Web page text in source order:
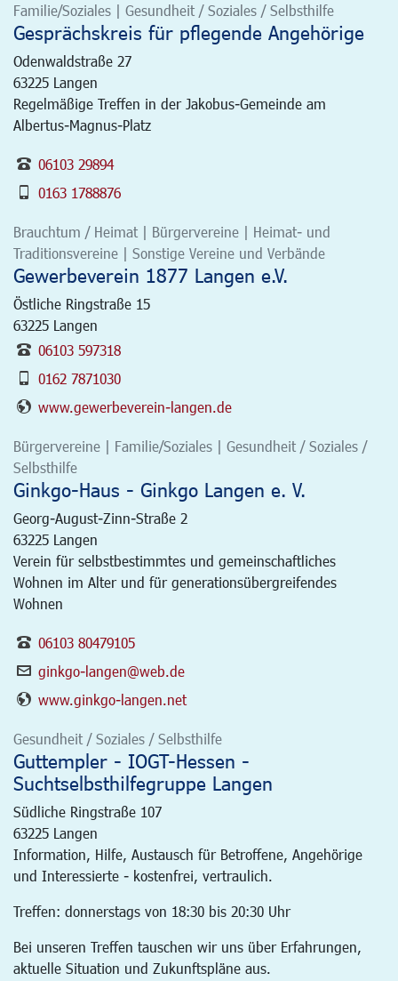
Familie/Soziales | Gesundheit / Soziales / Selbsthilfe
Gesprächskreis für pflegende Angehörige
Odenwaldstraße 27
63225 Langen
Regelmäßige Treffen in der Jakobus-Gemeinde am
Albertus-Magnus-Platz
06103 29894
0163 1788876
Brauchtum / Heimat | Bürgervereine | Heimat- und
Traditionsvereine | Sonstige Vereine und Verbände
Gewerbeverein 1877 Langen e.V.
Östliche Ringstraße 15
63225 Langen
06103 597318
0162 7871030
www.gewerbeverein-langen.de
Bürgervereine | Familie/Soziales | Gesundheit / Soziales /
Selbsthilfe
Ginkgo-Haus - Ginkgo Langen e. V.
Georg-August-Zinn-Straße 2
63225 Langen
Verein für selbstbestimmtes und gemeinschaftliches
Wohnen im Alter und für generationsübergreifendes
Wohnen
06103 80479105
ginkgo-langen@web.de
www.ginkgo-langen.net
Gesundheit / Soziales / Selbsthilfe
Guttempler - IOGT-Hessen -
Suchtselbsthilfegruppe Langen
Südliche Ringstraße 107
63225 Langen
Information, Hilfe, Austausch für Betroffene, Angehörige
und Interessierte - kostenfrei, vertraulich.
Treffen: donnerstags von 18:30 bis 20:30 Uhr
Bei unseren Treffen tauschen wir uns über Erfahrungen,
aktuelle Situation und Zukunftspläne aus.